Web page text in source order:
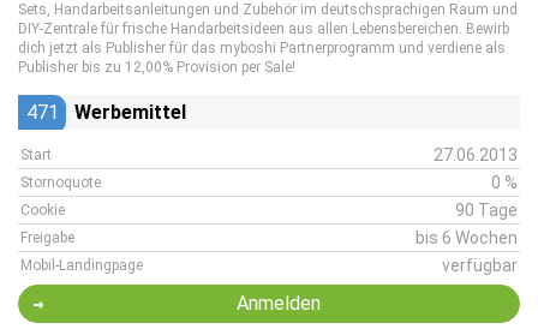
Sets, Handarbeitsanleitungen und Zubehör im deutschsprachigen Raum und
DIY-Zentrale für frische Handarbeitsideen aus allen Lebensbereichen. Bewirb
dich jetzt als Publisher für das myboshi Partnerprogramm und verdiene als
Publisher bis zu 12,00% Provision per Sale!
471 Werbemittel
Start 27.06.2013
Stornoquote 0 %
Cookie 90 Tage
Freigabe bis 6 Wochen
Mobil-Landingpage verfügbar
Anmelden